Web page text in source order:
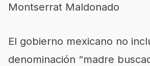
Montserrat Maldonado
El gobierno mexicano no
denominación “madre